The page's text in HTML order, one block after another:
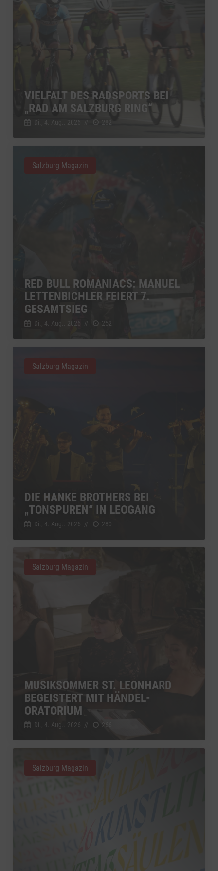
VIELFALT DES RADSPORTS BEI
„RAD AM SALZBURG RING“
Di., 4. Aug.. 2026 // 282
RED BULL ROMANIACS: MANUEL
LETTENBICHLER FEIERT 7.
GESAMTSIEG
Di., 4. Aug.. 2026 // 252
Salzburg Magazin
DIE HANKE BROTHERS BEI
„TONSPUREN“ IN LEOGANG
Di., 4. Aug.. 2026 // 280
Salzburg Magazin
MUSIKSOMMER ST. LEONHARD
BEGEISTERT MIT HÄNDEL-
ORATORIUM
Di., 4. Aug.. 2026 // 266
Salzburg Magazin
Salzburg Magazin